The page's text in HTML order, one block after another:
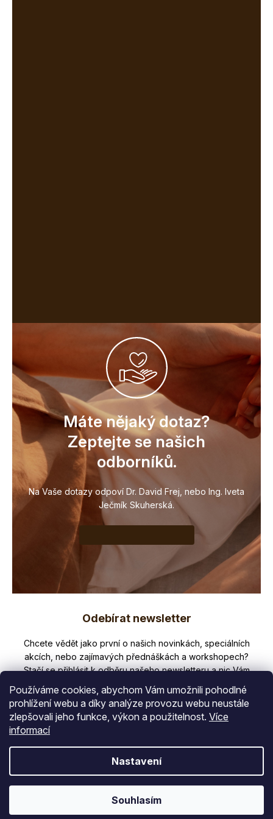
Používáme cookies, abychom Vám umožnili pohodlné
prohlížení webu a díky analýze provozu webu neustále
zlepšovali jeho funkce, výkon a použitelnost. Více
informací
Nastavení
Souhlasím
Máte nějaký dotaz?
Zeptejte se našich
odborníků.
Na Vaše dotazy odpoví Dr. David Frej, nebo Ing. Iveta
Ječmík Skuherská.
a
Odebírat newsletter
Nezmeškejte žádné novinky či slevy!
E-mail
Vložením e-mailu souhlasíte s
podmínkami ochrany osobních údajů